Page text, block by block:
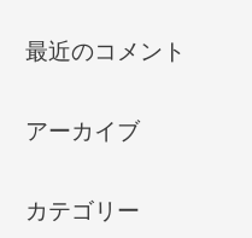
最近のコメント
アーカイブ
カテゴリー